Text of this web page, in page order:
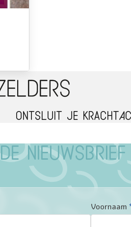
Ontsluit je kracht
Voornaam